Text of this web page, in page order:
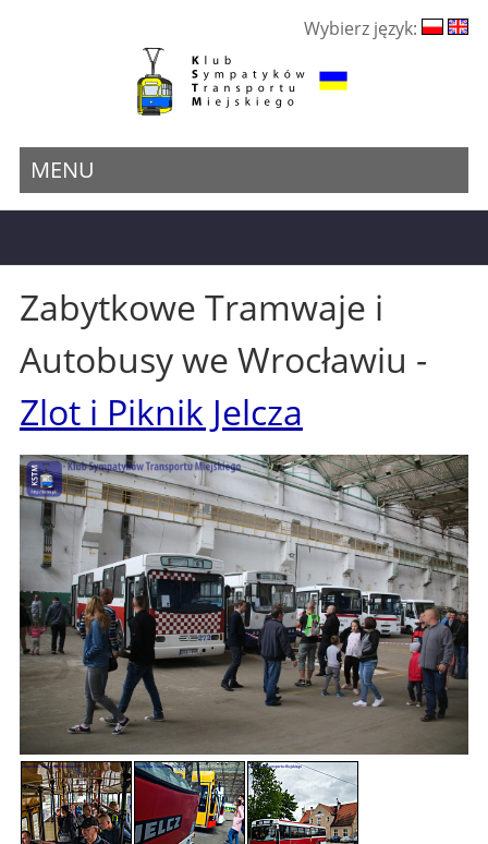
Wybierz język:
MENU
Zabytkowe Tramwaje i
Autobusy we Wrocławiu -
Zlot i Piknik Jelcza